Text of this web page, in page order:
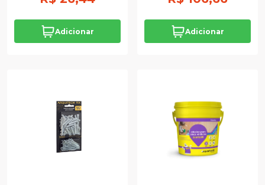
Adicionar Adicionar